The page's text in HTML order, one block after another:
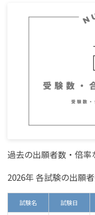
過去の出願者数・倍率
2026年 各試験の出願者
試験名 試験日